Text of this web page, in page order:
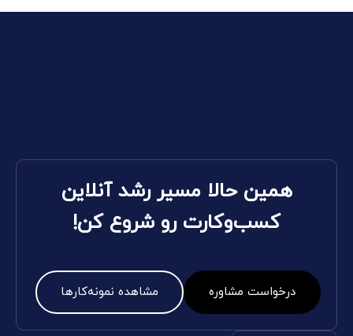
همین حالا مسیر رشد آنلاین
کسب‌وکارت رو شروع کن!
درخواست مشاوره مشاهده نمونه‌کارها